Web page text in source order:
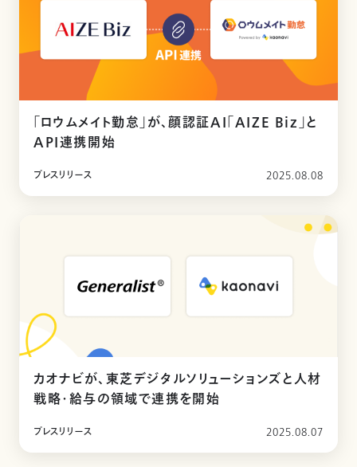
「ロウムメイト勤怠」が、顔認証AI「AIZE Biz」と
API連携開始
プレスリリース 2025.08.08
カオナビが、東芝デジタルソリューションズと人材
戦略・給与の領域で連携を開始
プレスリリース 2025.08.07